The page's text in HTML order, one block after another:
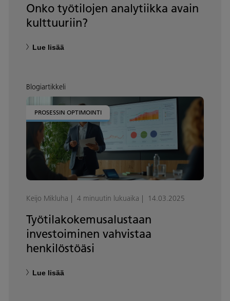
Onko työtilojen analytiikka avain
kulttuuriin?
Lue lisää
Blogiartikkeli
PROSESSIN OPTIMOINTI
Keijo Mikluha 4 minuutin lukuaika 14.03.2025
Työtilakokemusalustaan
investoiminen vahvistaa
henkilöstöäsi
Lue lisää